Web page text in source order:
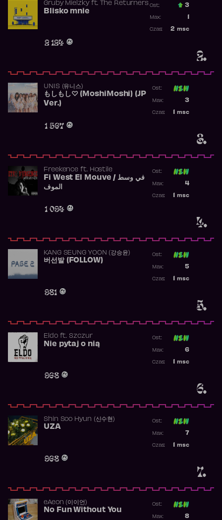
2.
Gruby Mielzkyft. The Returners
Blisko mnie
2 124
Ost.: 3
Max:
2 msc
Czas:
3.
UNIS (유니스)
もしもし♡ (MoshiMoshi) (JP
Ver.)
1 567
Ost:
3
Max:
msc
Czas:
4.
Freekence ft. Hostile
Fi West El Mouve / في وسط
الموف
1 094
Ost:
4
Max:
msc
Czas:
5.
KANG SEUNG YOON (강승윤)
버선발 (FOLLOW)
981
Ost:
5
Max:
msc
Czas:
6.
Eldoft. Szczur
Nie pytaj o nią
968
Ost:
6
Max:
msc
Czas:
7.
Shin Soo Hyun (신수현)
UZA
968
Ost:
7
Max:
msc
Czas:
​eAeon (이이언)
No Fun Without You
Ost:
8
Max: